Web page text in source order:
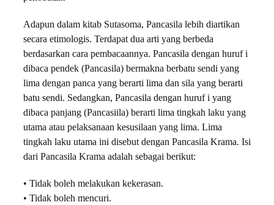
Adapun dalam kitab Sutasoma, Pancasila lebih diartikan
secara etimologis. Terdapat dua arti yang berbeda
berdasarkan cara pembacaannya. Pancasila dengan huruf i
dibaca pendek (Pancasila) bermakna berbatu sendi yang
lima dengan panca yang berarti lima dan sila yang berarti
batu sendi. Sedangkan, Pancasila dengan huruf i yang
dibaca panjang (Pancasiila) berarti lima tingkah laku yang
utama atau pelaksanaan kesusilaan yang lima. Lima
tingkah laku utama ini disebut dengan Pancasila Krama. Isi
dari Pancasila Krama adalah sebagai berikut:
• Tidak boleh melakukan kekerasan.
• Tidak boleh mencuri.